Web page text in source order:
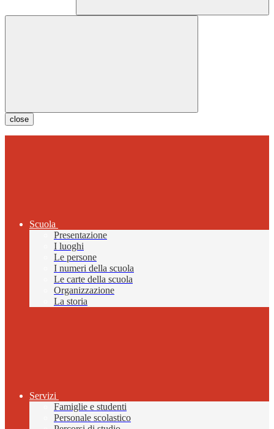
close
Scuola
Presentazione
I luoghi
Le persone
I numeri della scuola
Le carte della scuola
Organizzazione
La storia
Servizi
Famiglie e studenti
Personale scolastico